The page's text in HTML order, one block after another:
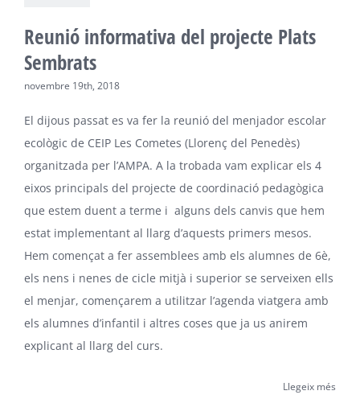
Reunió informativa del projecte Plats
Sembrats
novembre 19th, 2018
El dijous passat es va fer la reunió del menjador escolar
ecològic de CEIP Les Cometes (Llorenç del Penedès)
organitzada per l’AMPA. A la trobada vam explicar els 4
eixos principals del projecte de coordinació pedagògica
que estem duent a terme i alguns dels canvis que hem
estat implementant al llarg d’aquests primers mesos.
Hem començat a fer assemblees amb els alumnes de 6è,
els nens i nenes de cicle mitjà i superior se serveixen ells
el menjar, començarem a utilitzar l’agenda viatgera amb
els alumnes d’infantil i altres coses que ja us anirem
explicant al llarg del curs.
Llegeix més